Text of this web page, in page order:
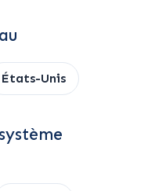
États-Unis